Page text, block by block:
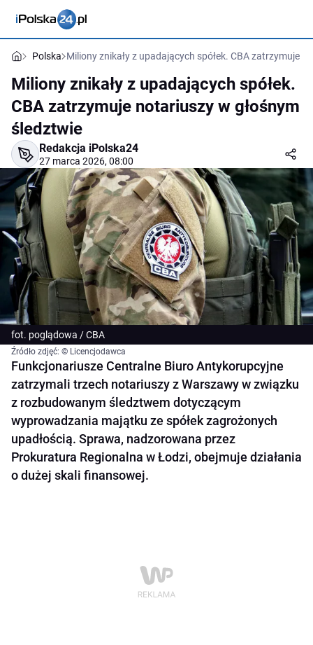
Polska Miliony znikały z upadających spółek. CBA zatrzymuje
Miliony znikały z upadających spółek.
CBA zatrzymuje notariuszy w głośnym
śledztwie
Redakcja iPolska24
27 marca 2026, 08:00
fot. poglądowa / CBA
Źródło zdjęć: © Licencjodawca
Funkcjonariusze Centralne Biuro Antykorupcyjne
zatrzymali trzech notariuszy z Warszawy w związku
z rozbudowanym śledztwem dotyczącym
wyprowadzania majątku ze spółek zagrożonych
upadłością. Sprawa, nadzorowana przez
Prokuratura Regionalna w Łodzi, obejmuje działania
o dużej skali finansowej.